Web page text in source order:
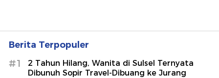
Berita Terpopuler
#1
2 Tahun Hilang, Wanita di Sulsel Ternyata
Dibunuh Sopir Travel-Dibuang ke Jurang